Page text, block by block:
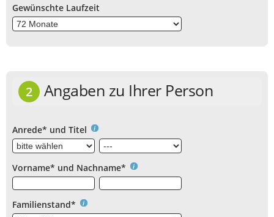
Gewünschte Laufzeit
2 Angaben zu Ihrer Person
Anrede* und Titel
Vorname* und Nachname*
Familienstand*